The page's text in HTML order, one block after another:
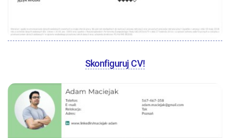
Skonfiguruj CV!